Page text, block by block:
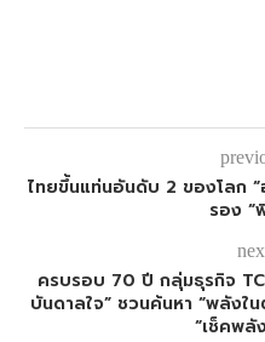
ไทยขึ้นแท่นอันดับ 2 ของโลก
รอง “
ครบรอบ 70 ปี กลุ่มธุรกิจ
บันดาลใจ” ชวนค้นหา “พลังใ
“เช็คพลั